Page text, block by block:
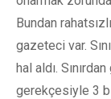
Bundan
gazeteci var.
hal aldı.
gerekçesiyle 3